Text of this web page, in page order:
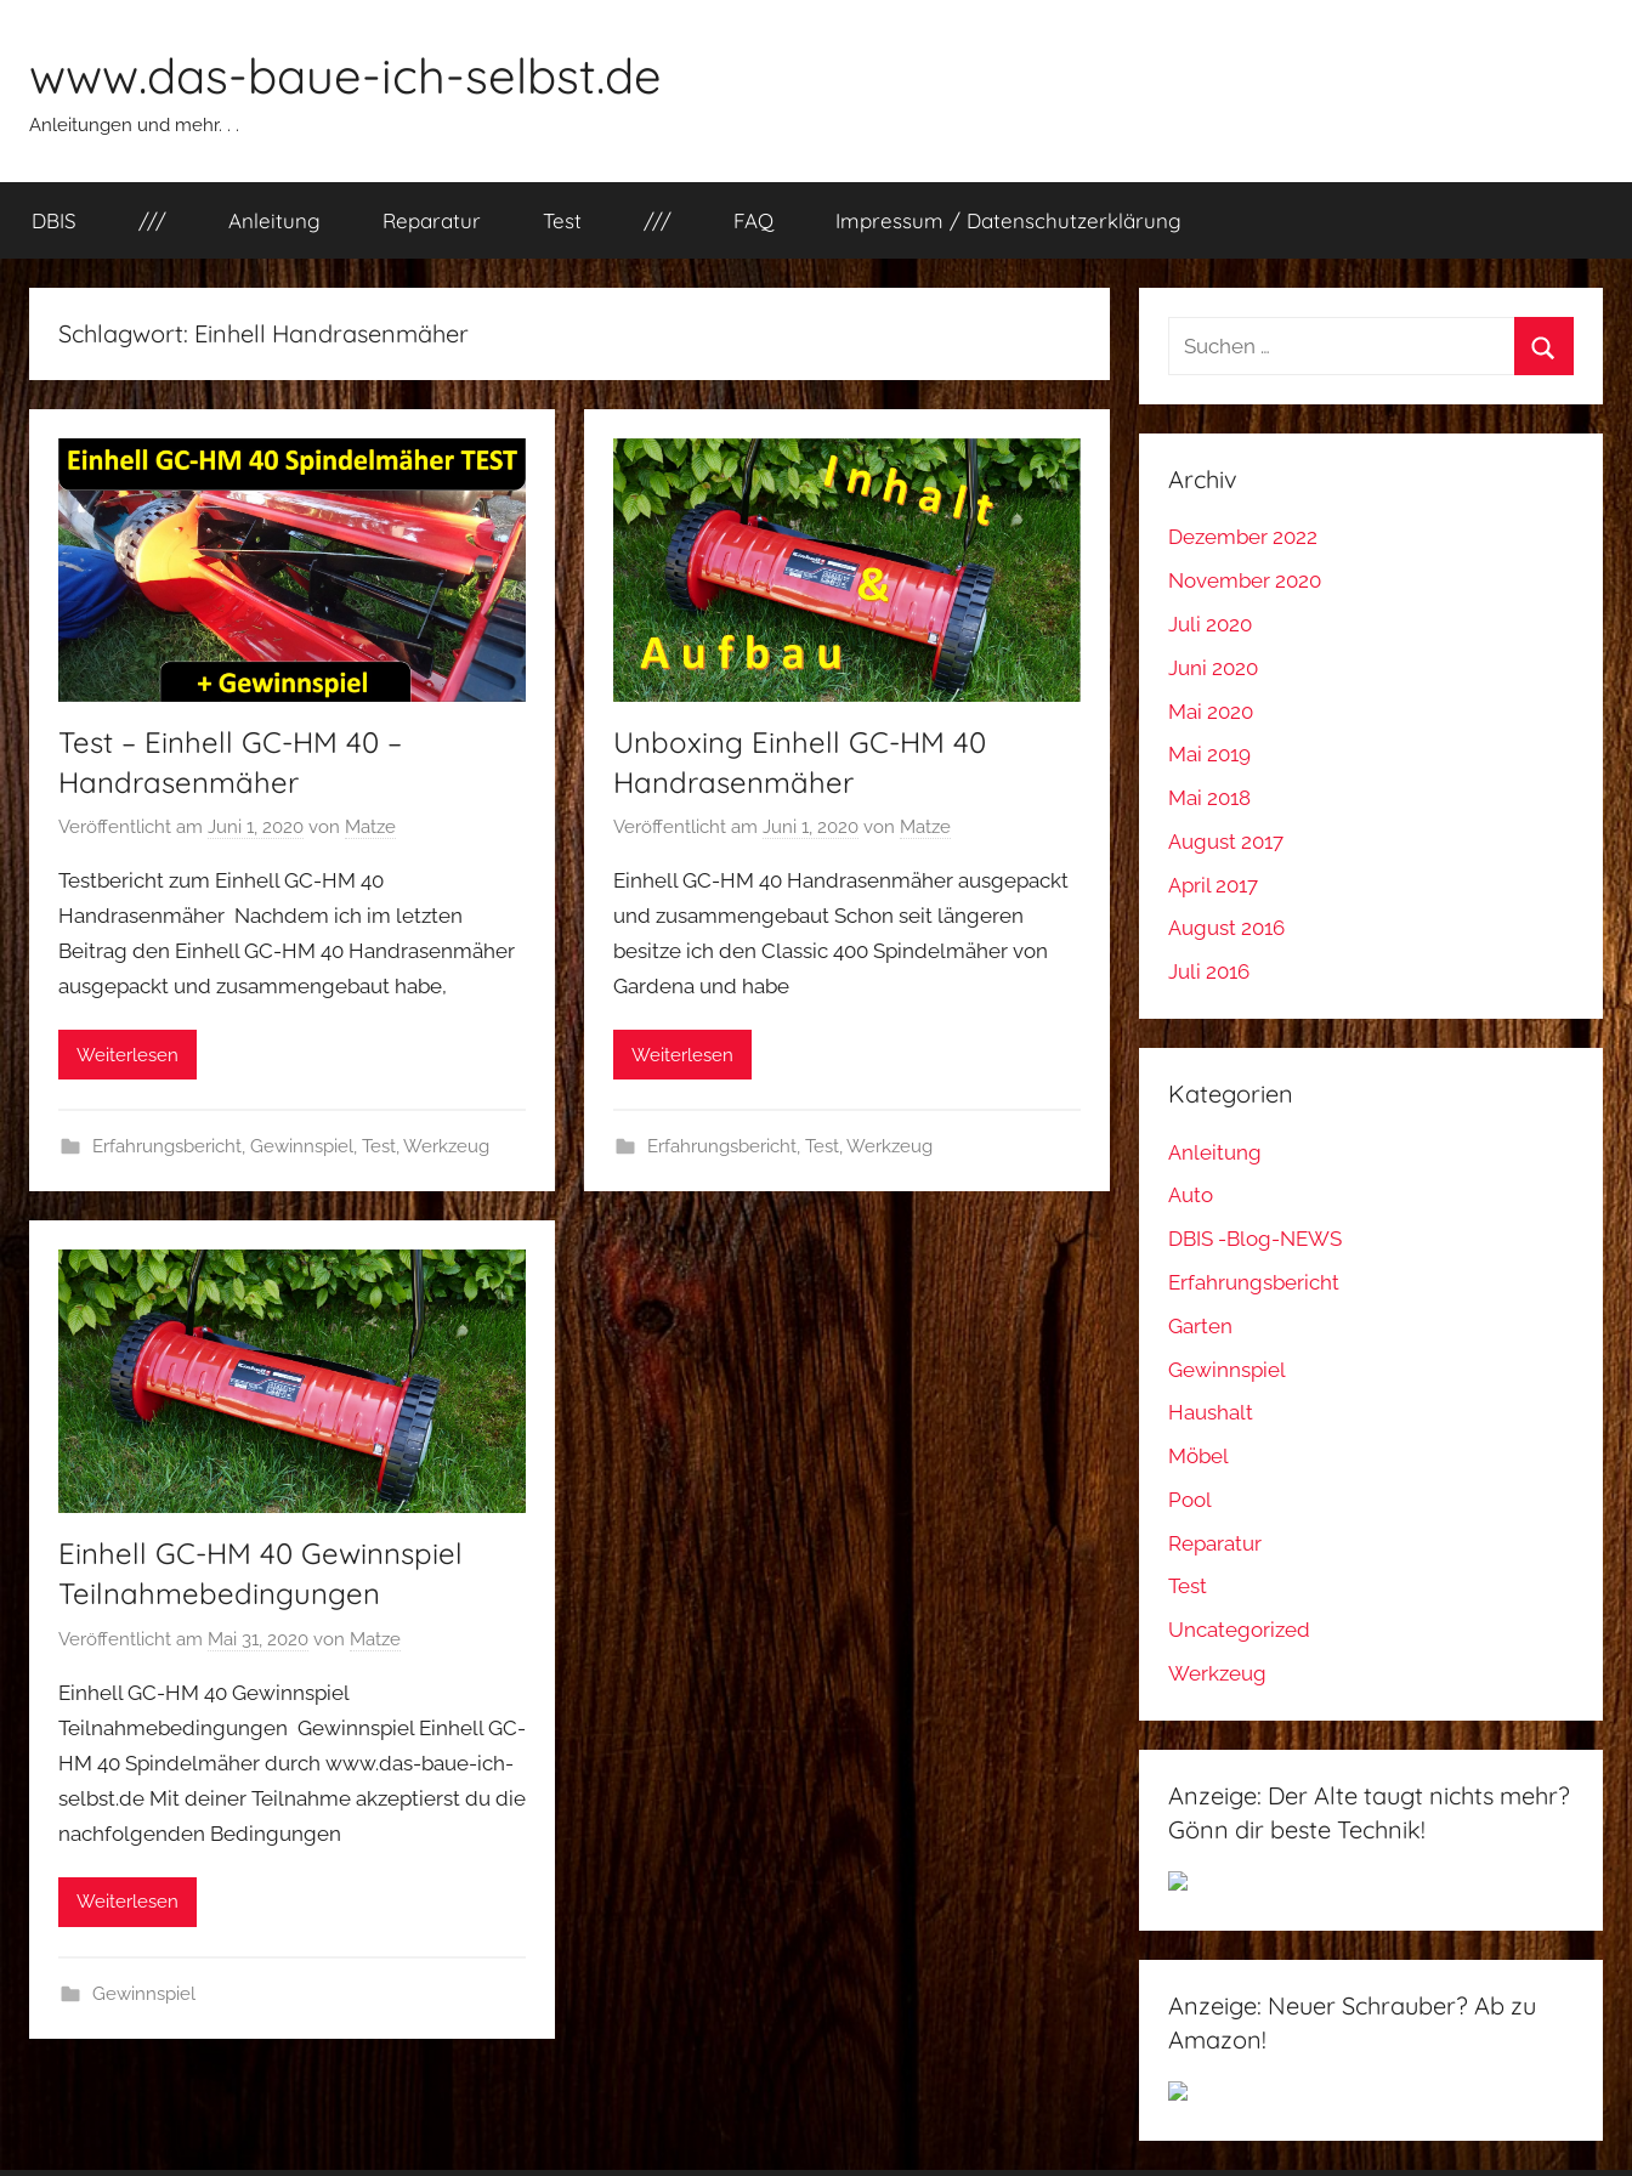
springen
www.das-baue-ich-selbst.de
Anleitungen und mehr. . .
DBIS /// Anleitung Reparatur Test /// FAQ Impressum / Datenschutzerklärung
Schlagwort: Einhell Handrasenmäher
Test – Einhell GC-HM 40 –
Handrasenmäher
Veröffentlicht am Juni 1, 2020 von Matze
Testbericht zum Einhell GC-HM 40
Handrasenmäher Nachdem ich im letzten
Beitrag den Einhell GC-HM 40 Handrasenmäher
ausgepackt und zusammengebaut habe,
Weiterlesen
Erfahrungsbericht, Gewinnspiel, Test,Werkzeug
Unboxing Einhell GC-HM 40
Handrasenmäher
Veröffentlicht amJuni 1, 2020 von Matze
Einhell GC-HM 40 Handrasenmäher ausgepackt
und zusammengebaut Schon seit längeren
besitze ich den Classic 400 Spindelmäher von
Gardena und habe
Weiterlesen
Erfahrungsbericht, Test,Werkzeug
Einhell GC-HM 40 Gewinnspiel
Teilnahmebedingungen
Veröffentlicht am Mai 31, 2020 von Matze
Einhell GC-HM 40 Gewinnspiel
Teilnahmebedingungen Gewinnspiel Einhell GC-
HM 40 Spindelmäher durch www.das-baue-ich-
selbst.de Mit deiner Teilnahme akzeptierst du die
nachfolgenden Bedingungen
Weiterlesen
Gewinnspiel
Suchen
Suchen
Archiv
Dezember 2022
November 2020
Juli 2020
Juni 2020
Mai 2020
Mai 2019
Mai 2018
August 2017
April 2017
August 2016
Juli 2016
Kategorien
Anleitung
Auto
DBIS -Blog-NEWS
Erfahrungsbericht
Garten
Gewinnspiel
Haushalt
Möbel
Pool
Reparatur
Test
Uncategorized
Werkzeug
Anzeige: Der Alte taugt nichts mehr?
Gönn dir beste Technik!
Anzeige: Neuer Schrauber? Ab zu
Amazon!